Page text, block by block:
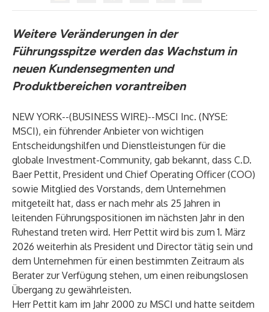
Weitere Veränderungen in der
Führungsspitze werden das Wachstum in
neuen Kundensegmenten und
Produktbereichen vorantreiben
NEW YORK--(BUSINESS WIRE)--MSCI Inc. (NYSE:
MSCI), ein führender Anbieter von wichtigen
Entscheidungshilfen und Dienstleistungen für die
globale Investment-Community, gab bekannt, dass C.D.
Baer Pettit, President und Chief Operating Officer (COO)
sowie Mitglied des Vorstands, dem Unternehmen
mitgeteilt hat, dass er nach mehr als 25 Jahren in
leitenden Führungspositionen im nächsten Jahr in den
Ruhestand treten wird. Herr Pettit wird bis zum 1. März
2026 weiterhin als President und Director tätig sein und
dem Unternehmen für einen bestimmten Zeitraum als
Berater zur Verfügung stehen, um einen reibungslosen
Übergang zu gewährleisten.
Herr Pettit kam im Jahr 2000 zu MSCI und hatte seitdem